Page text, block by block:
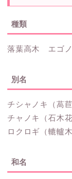
種類
落葉高木 エゴ
別名
チシャノキ（萵苣
チャノキ（石木花
ロクロギ（轆轤
和名